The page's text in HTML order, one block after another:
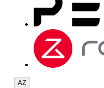
AZ